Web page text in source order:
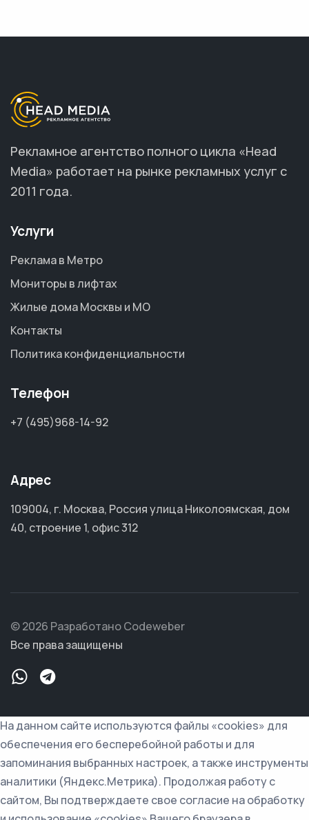
Рекламное агентство полного цикла «Head
Media» работает на рынке рекламных услуг с
2011 года.
Услуги
Реклама в Метро
Мониторы в лифтах
Жилые дома Москвы и МО
Контакты
Политика конфиденциальности
Телефон
+7 (495)968-14-92
Адрес
109004, г. Москва, Россия улица Николоямская, дом
40, строение 1, офис 312
© 2026 Разработано Codeweber
Все права защищены
На данном сайте используются файлы «cookies» для
обеспечения его бесперебойной работы и для
запоминания выбранных настроек, а также инструменты
аналитики (Яндекс.Метрика). Продолжая работу с
сайтом, Вы подтверждаете свое согласие на обработку